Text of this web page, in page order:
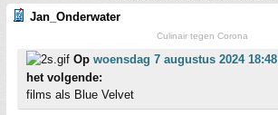
Jan_Onderwater
Culinair tegen Corona
Op woensdag 7 augustus 2024 18:48
het volgende:
films als Blue Velvet